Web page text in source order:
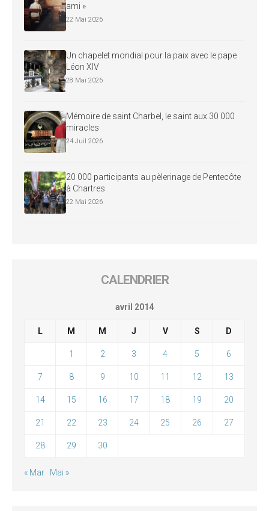
ami »
22 Mai 2026
Un chapelet mondial pour la paix avec le pape
Léon XIV
28 Mai 2026
Mémoire de saint Charbel, le saint aux 30 000
miracles
24 Juil 2026
20 000 participants au pèlerinage de Pentecôte
à Chartres
22 Mai 2026
CALENDRIER
avril 2014
L M M J V S D
1 2 3 4 5 6
7 8 9 10 11 12 13
14 15 16 17 18 19 20
21 22 23 24 25 26 27
28 29 30
« Mar Mai »